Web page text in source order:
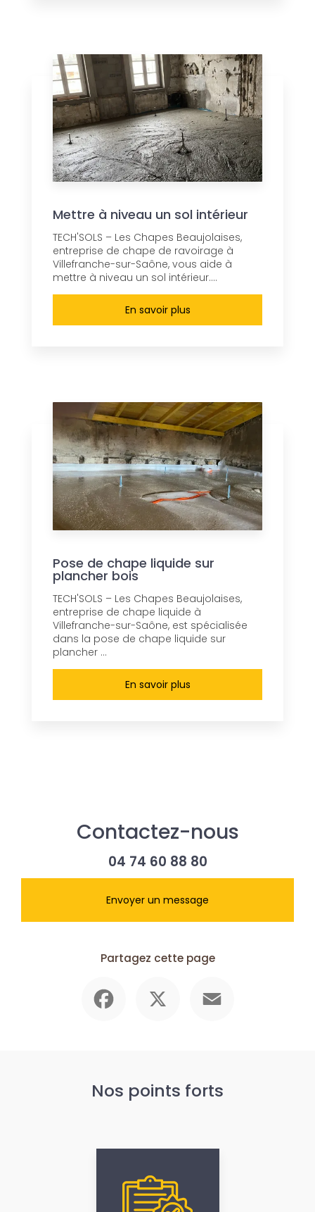
Mettre à niveau un sol intérieur
TECH'SOLS – Les Chapes Beaujolaises,
entreprise de chape de ravoirage à
Villefranche-sur-Saône, vous aide à
mettre à niveau un sol intérieur....
En savoir plus
Pose de chape liquide sur
plancher bois
TECH'SOLS – Les Chapes Beaujolaises,
entreprise de chape liquide à
Villefranche-sur-Saône, est spécialisée
dans la pose de chape liquide sur
plancher ...
En savoir plus
Contactez-nous
04 74 60 88 80
Envoyer un message
Partagez cette page
Nos points forts